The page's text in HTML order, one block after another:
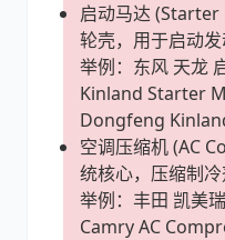
启动马达
轮壳，用于启动发
举例：东风 天龙
Kinland Starter
Dongfeng
空调压缩机 (AC
统核心，压缩制冷
举例：丰田 凯美
Camry AC